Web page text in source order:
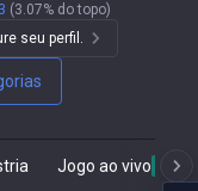
(3.07% do topo)
seu perfil.
Jogo ao vivo Live